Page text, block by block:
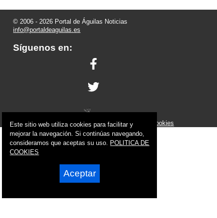
© 2006 - 2026 Portal de Águilas Noticias
info@portaldeaguilas.es
Síguenos en:
Powered by:Superweb
Aviso Legal-Política de Privacidad-Política de Cookies
Este sitio web utiliza cookies para facilitar y
mejorar la navegación. Si continúas navegando,
consideramos que aceptas su uso. POLITICA DE
COOKIES
Aceptar